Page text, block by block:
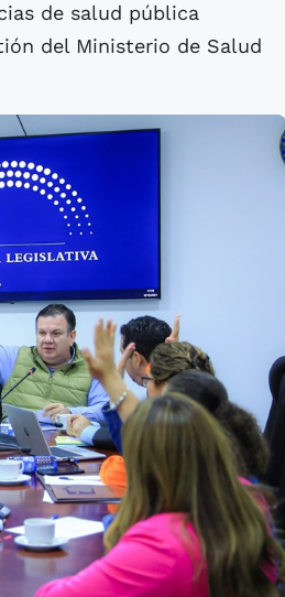
de salud pública
del Ministerio de Salud